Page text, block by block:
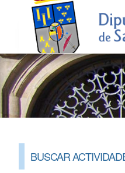
BUSCAR